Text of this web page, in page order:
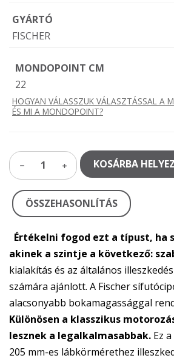
GYÁRTÓ
FISCHER
MONDOPOINT CM
22
HOGYAN VÁLASSZUK VÁLASZTÁSSAL A
ÉS MI A MONDOPOINT?
1 KOSÁRBA
ÖSSZEHASONLÍTÁS
Értékelni fogod ezt a típust, ha
akinek a szintje a következő:
kialakítás és az általános
számára ajánlott. A Fischer
alacsonyabb bokamagassággal
Különösen a klasszikus
lesznek a legalkalmasabbak. Ez
205 mm-es lábkörmérethez